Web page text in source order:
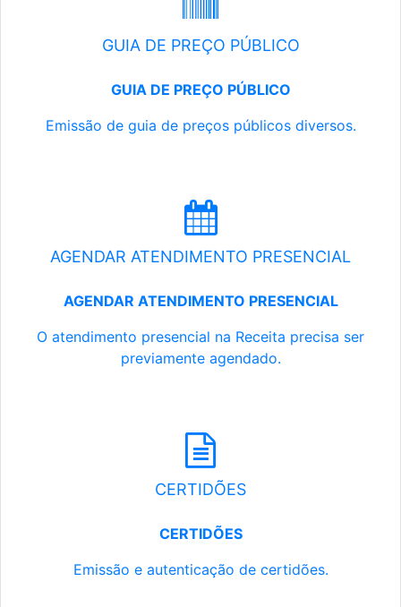
GUIA DE PREÇO PÚBLICO
GUIA DE PREÇO PÚBLICO
Emissão de guia de preços públicos diversos.
AGENDAR ATENDIMENTO PRESENCIAL
AGENDAR ATENDIMENTO PRESENCIAL
O atendimento presencial na Receita precisa ser
previamente agendado.
CERTIDÕES
CERTIDÕES
Emissão e autenticação de certidões.